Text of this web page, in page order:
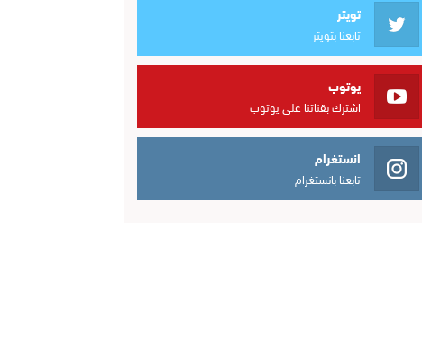
تويتر
تابعنا بتويتر
يوتوب
اشترك بقناتنا على يوتوب
انستغرام
تابعنا بانستغرام